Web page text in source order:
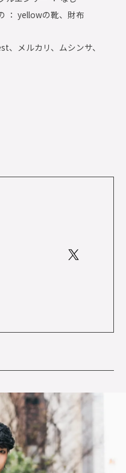
： yellowの靴、財布
、メルカリ、ムシンサ、